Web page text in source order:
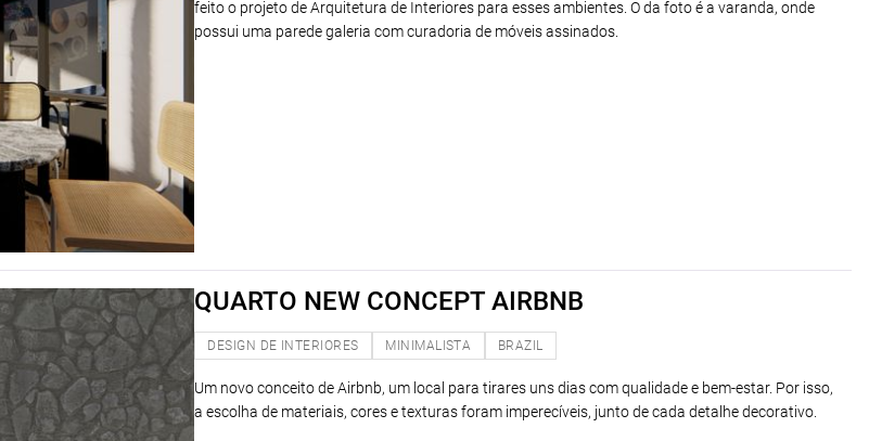
feito o projeto de Arquitetura de Interiores para esses ambientes. O da foto é a varanda, onde
possui uma parede galeria com curadoria de móveis assinados.
QUARTO NEW CONCEPT AIRBNB
DESIGN DE INTERIORES MINIMALISTA BRAZIL
Um novo conceito de Airbnb, um local para tirares uns dias com qualidade e bem-estar. Por isso,
a escolha de materiais, cores e texturas foram imperecíveis, junto de cada detalhe decorativo.